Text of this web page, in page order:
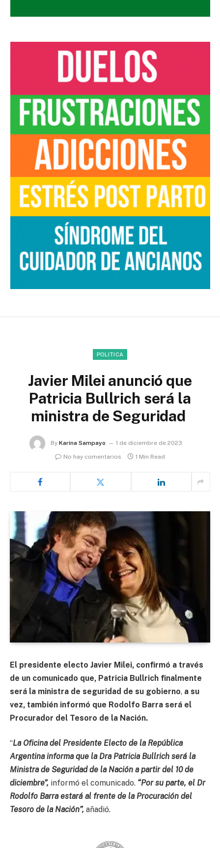
POLITICA
Javier Milei anunció que
Patricia Bullrich será la
ministra de Seguridad
By Karina Sampayo
1 de diciembre de 2023
No hay comentarios
1 Min Read
El presidente electo Javier Milei, confirmó a través
de un comunicado que, Patricia Bullrich finalmente
será la ministra de seguridad de su gobierno, a su
vez, también informó que Rodolfo Barra será el
Procurador del Tesoro de la Nación.
“La Oficina del Presidente Electo de la República
Argentina informa que la Dra Patricia Bullrich será la
Ministra de Seguridad de la Nación a partir del 10 de
diciembre”, informó el comunicado. “Por su parte, el Dr
Rodolfo Barra estará al frente de la Procuración del
Tesoro de la Nación”, añadió.